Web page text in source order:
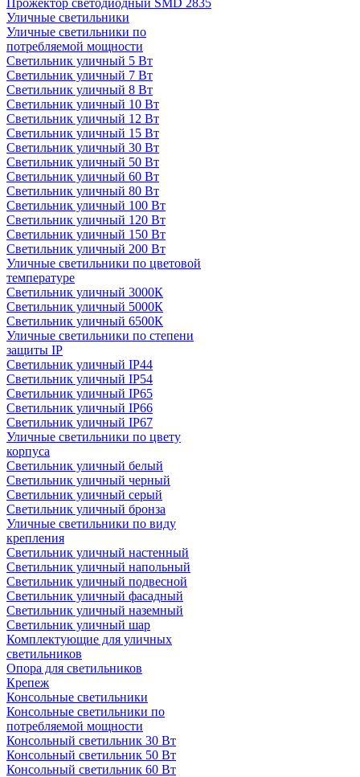
Прожектор светодиодный SMD 2835
Уличные светильники
Уличные светильники по
потребляемой мощности
Светильник уличный 5 Вт
Светильник уличный 7 Вт
Светильник уличный 8 Вт
Светильник уличный 10 Вт
Светильник уличный 12 Вт
Светильник уличный 15 Вт
Светильник уличный 30 Вт
Светильник уличный 50 Вт
Светильник уличный 60 Вт
Светильник уличный 80 Вт
Светильник уличный 100 Вт
Светильник уличный 120 Вт
Светильник уличный 150 Вт
Светильник уличный 200 Вт
Уличные светильники по цветовой
температуре
Cветильник уличный 3000К
Cветильник уличный 5000К
Cветильник уличный 6500К
Уличные светильники по степени
защиты IP
Светильник уличный IP44
Светильник уличный IP54
Светильник уличный IP65
Светильник уличный IP66
Светильник уличный IP67
Уличные светильники по цвету
корпуса
Светильник уличный белый
Светильник уличный черный
Светильник уличный серый
Светильник уличный бронза
Уличные светильники по виду
крепления
Светильник уличный настенный
Светильник уличный напольный
Светильник уличный подвесной
Светильник уличный фасадный
Светильник уличный наземный
Cветильник уличный шар
Комплектующие для уличных
светильников
Опора для светильников
Крепеж
Консольные светильники
Консольные светильники по
потребляемой мощности
Консольный светильник 30 Вт
Консольный светильник 50 Вт
Консольный светильник 60 Вт